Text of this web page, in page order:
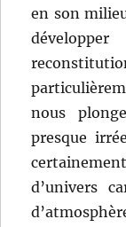
en son
nous
presque
d’univers